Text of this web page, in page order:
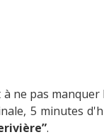
ne pas manquer
5 minutes
.